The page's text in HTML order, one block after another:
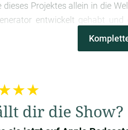
dieses Projektes allein in die
entwickelt gehabt
und habe immer schön vor
so, wenn ich mich in
Bücher und die lagen dann
irgendwie gemerkt, dass
verurteilt dafür und dann
dir die Show?